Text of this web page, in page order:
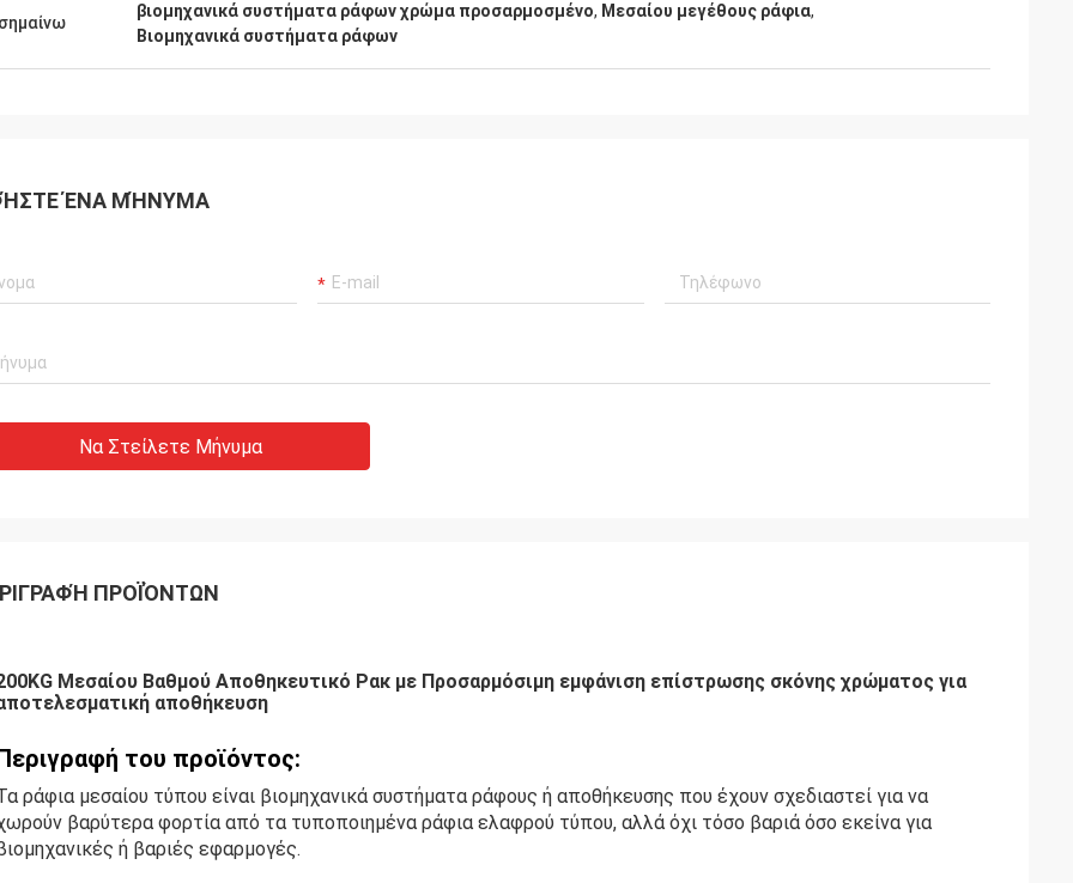
βιομηχανικά συστήματα ράφων χρώμα προσαρμοσμένο, Μεσαίου μεγέθους ράφια,
Βιομηχανικά συστήματα ράφων
ΈΝΑ ΜΉΝΥΜΑ
Να Στείλετε Μήνυμα
ΠΡΟΪΌΝΤΩΝ
Μεσαίου Βαθμού Αποθηκευτικό Ρακ με Προσαρμόσιμη εμφάνιση επίστρωσης σκόνης χρώματος για
αποθήκευση
του προϊόντος:
ράφια μεσαίου τύπου είναι βιομηχανικά συστήματα ράφους ή αποθήκευσης που έχουν σχεδιαστεί για να
βαρύτερα φορτία από τα τυποποιημένα ράφια ελαφρού τύπου, αλλά όχι τόσο βαριά όσο εκείνα για
ή βαριές εφαρμογές.